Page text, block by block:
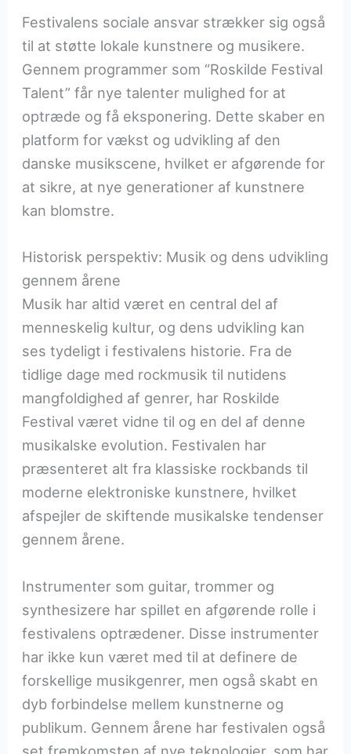
Festivalens sociale ansvar strækker sig også
til at støtte lokale kunstnere og musikere.
Gennem programmer som “Roskilde Festival
Talent” får nye talenter mulighed for at
optræde og få eksponering. Dette skaber en
platform for vækst og udvikling af den
danske musikscene, hvilket er afgørende for
at sikre, at nye generationer af kunstnere
kan blomstre.
Historisk perspektiv: Musik og dens udvikling
gennem årene
Musik har altid været en central del af
menneskelig kultur, og dens udvikling kan
ses tydeligt i festivalens historie. Fra de
tidlige dage med rockmusik til nutidens
mangfoldighed af genrer, har Roskilde
Festival været vidne til og en del af denne
musikalske evolution. Festivalen har
præsenteret alt fra klassiske rockbands til
moderne elektroniske kunstnere, hvilket
afspejler de skiftende musikalske tendenser
gennem årene.
Instrumenter som guitar, trommer og
synthesizere har spillet en afgørende rolle i
festivalens optrædener. Disse instrumenter
har ikke kun været med til at definere de
forskellige musikgenrer, men også skabt en
dyb forbindelse mellem kunstnerne og
publikum. Gennem årene har festivalen også